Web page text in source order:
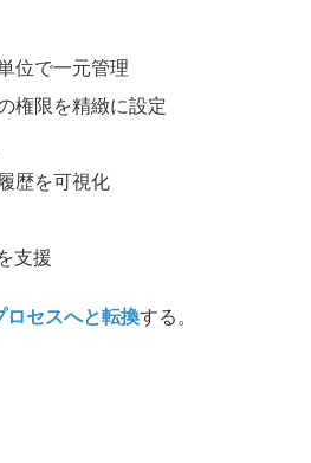
位で一元管理
権限を精緻に設定
歴を可視化
支援
セスへと転換する。